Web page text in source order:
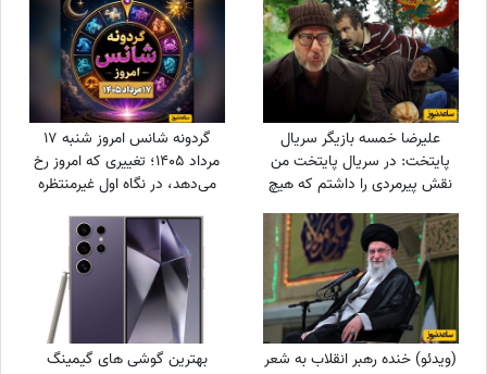
علیرضا خمسه بازیگر سریال
پایتخت: در سریال پایتخت من
نقش پیرمردی را داشتم که هیچ
دیالوگی نداشت! پنجعلی از طریق
نگاهش با مردم حرف می زد
گردونه شانس امروز شنبه 17
مرداد 1405؛ تغییری که امروز رخ
می‌دهد، در نگاه اول غیرمنتظره
(ویدئو) خنده رهبر انقلاب به شعر
بهترین گوشی های گیمینگ